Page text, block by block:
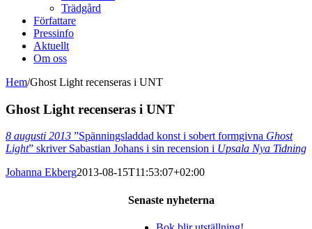
Trädgård
Författare
Pressinfo
Aktuellt
Om oss
Hem/Ghost Light recenseras i UNT
Ghost Light recenseras i UNT
8 augusti 2013 ”Spänningsladdad konst i sobert formgivna Ghost
Light” skriver Sabastian Johans i sin recension i Upsala Nya Tidning
Johanna Ekberg2013-08-15T11:53:07+02:00
Senaste nyheterna